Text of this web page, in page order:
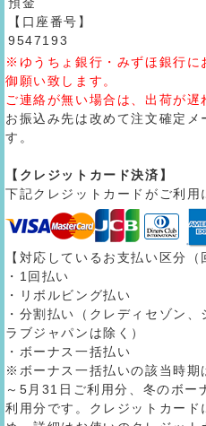
【口座番号】
9547193
※ゆうちょ銀行・みずほ銀行に
御願い致します。
ご連絡が無い場合は、出荷が遅
お振込み先は改めて注文確定メ
す。
【クレジットカード決済】
下記クレジットカードがご利用
【対応しているお支払い区分（
・1回払い
・リボルビング払い
・分割払い（クレディセゾン
ラブジャパンは除く）
・ボーナス一括払い
※ボーナス一括払いの該当時期
～5月31日ご利用分、冬のボ
利用分です。クレジットカード